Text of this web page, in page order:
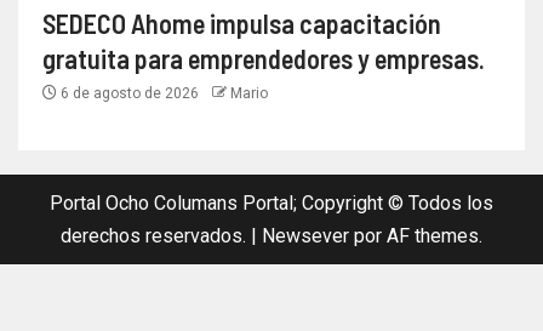
SEDECO Ahome impulsa capacitación
gratuita para emprendedores y empresas.
6 de agosto de 2026 Mario
Portal Ocho Columans Portal; Copyright © Todos los
derechos reservados. | Newsever por AF themes.